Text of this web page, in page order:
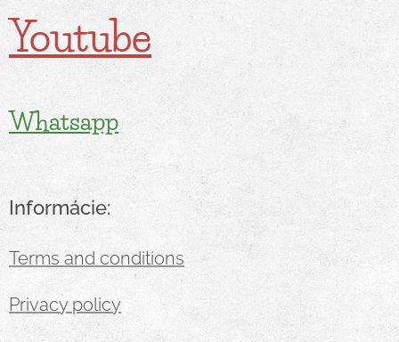
Youtube
Whatsapp
Informácie:
Terms and conditions
Privacy policy